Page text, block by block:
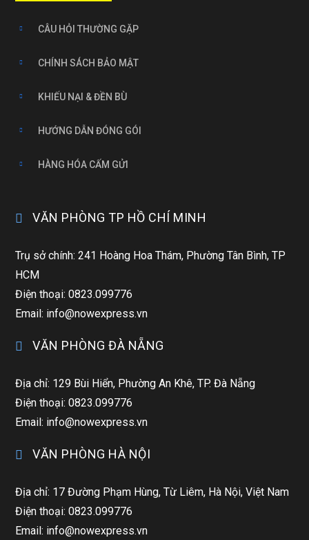
CÂU HỎI THƯỜNG GẶP
CHÍNH SÁCH BẢO MẬT
KHIẾU NẠI & ĐỀN BÙ
HƯỚNG DẪN ĐÓNG GÓI
HÀNG HÓA CẤM GỬI
VĂN PHÒNG TP HỒ CHÍ MINH
Trụ sở chính: 241 Hoàng Hoa Thám, Phường Tân Bình, TP
HCM
Điện thoại: 0823.099776
Email: info@nowexpress.vn
VĂN PHÒNG ĐÀ NẴNG
Địa chỉ: 129 Bùi Hiển, Phường An Khê, TP. Đà Nẵng
Điện thoại: 0823.099776
Email: info@nowexpress.vn
VĂN PHÒNG HÀ NỘI
Địa chỉ: 17 Đường Phạm Hùng, Từ Liêm, Hà Nội, Việt Nam
Điện thoại: 0823.099776
Email: info@nowexpress.vn